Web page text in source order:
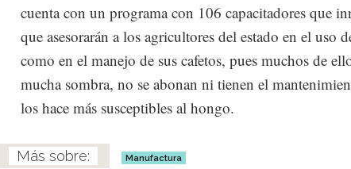
cuenta con un programa con 106 capacitadores que
que asesorarán a los agricultores del estado en el uso
como en el manejo de sus cafetos, pues muchos de
mucha sombra, no se abonan ni tienen el
los hace más susceptibles al hongo.
Manufactura